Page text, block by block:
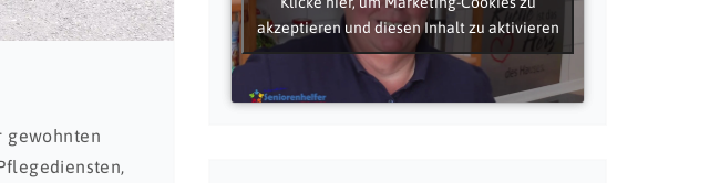
gewohnten
akzeptieren und diesen Inhalt zu aktivieren